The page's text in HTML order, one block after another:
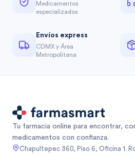
Medicamentos
especializados
Envíos express
CDMX y Área
Metropolitana
Tu farmacia online para encontrar,
medicamentos con confianza.
Chapultepec 360, Piso 6, Oficina 1.